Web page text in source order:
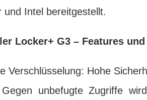
Intel bereitgestellt.
Locker+ G3 – Features
Verschlüsselung: Hohe
Gegen unbefugte Zugriffe